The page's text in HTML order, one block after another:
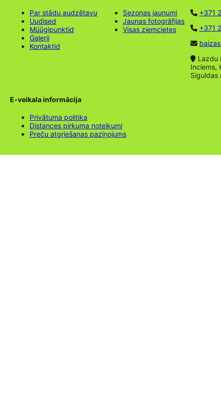
Par stādu audzētavu
Uudised
Müügipunktid
Galerii
Kontaktid
Sezonas jaunumi
Jaunas fotogrāfijas
Visas ziemcietes
+371
+371
Lazdu
Inciems,
Siguldas
E-veikala informācija
Privātuma politika
Distances pirkuma noteikumi
Preču atgriešanas paziņojums